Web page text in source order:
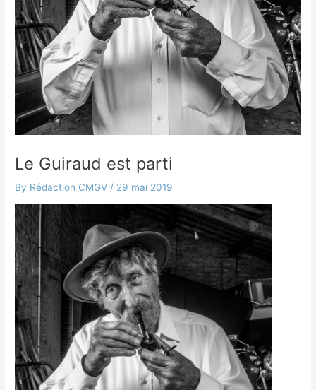
Le Guiraud est parti
By Rédaction CMGV/ 29 mai 2019